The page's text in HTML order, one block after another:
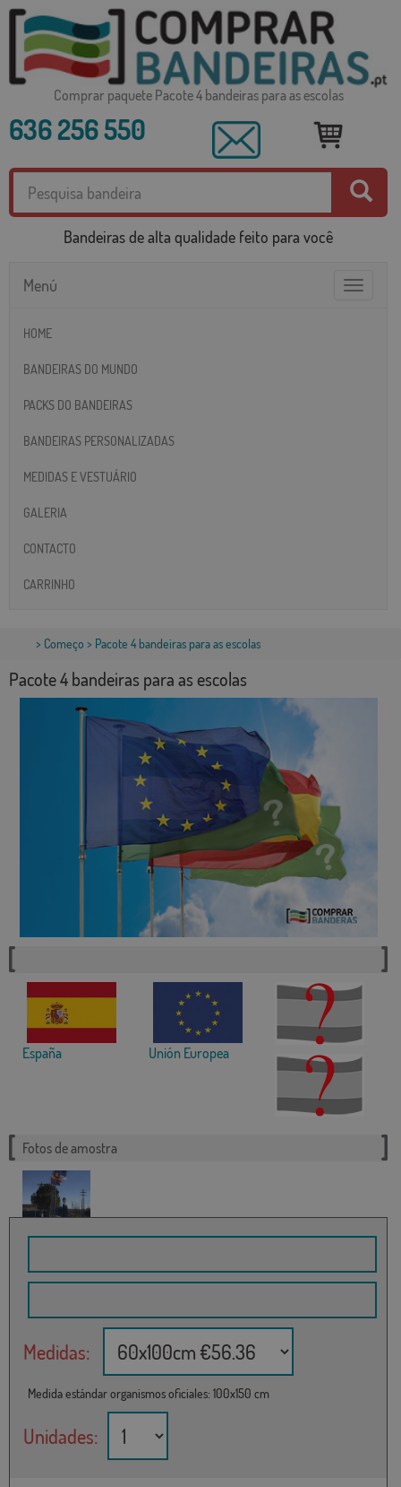
Comprar paquete Pacote 4 bandeiras para as escolas
636 256 550
Bandeiras de alta qualidade feito para você
Toggle
Menú
HOME
BANDEIRAS DO MUNDO
PACKS DO BANDEIRAS
BANDEIRAS PERSONALIZADAS
MEDIDAS E VESTUÁRIO
GALERIA
CONTACTO
CARRINHO
> Começo > Pacote 4 bandeiras para as escolas
Pacote 4 bandeiras para as escolas
España Unión Europea
Fotos de amostra
Medidas:
Medida estándar organismos oficiales: 100x150 cm
Unidades: